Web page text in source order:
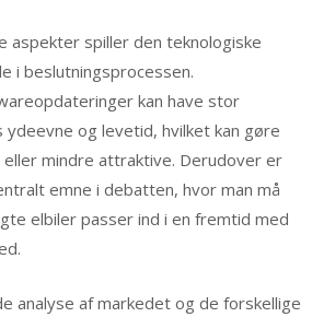
aspekter spiller den teknologiske
i beslutningsprocessen.
kan have stor
ydeevne og levetid, hvilket kan gøre
mindre attraktive. Derudover er
emne i debatten, hvor man må
elbiler passer ind i en fremtid med
analyse af markedet og de forskellige